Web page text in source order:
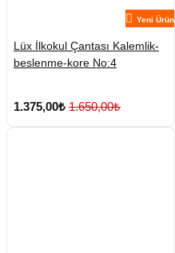
Yeni Ürün
Lüx İlkokul Çantası Kalemlik-
beslenme-kore No:4
1.375,00₺ 1.650,00₺